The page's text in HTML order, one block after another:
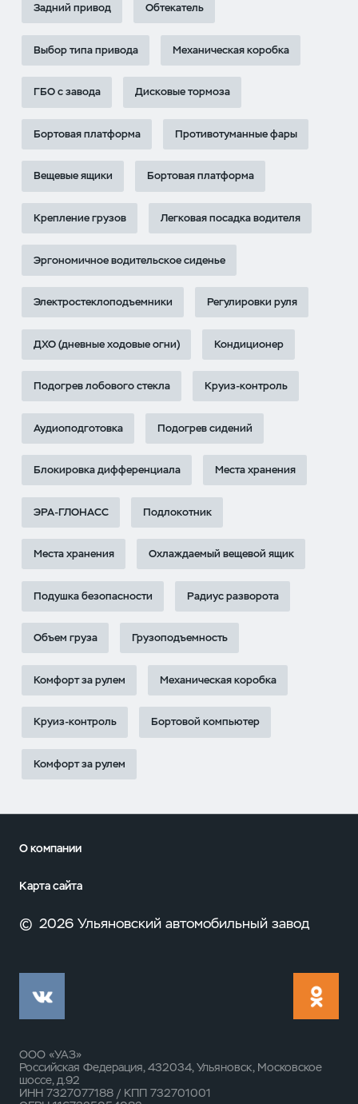
Задний привод Обтекатель
Выбор типа привода Механическая коробка
ГБО с завода Дисковые тормоза
Бортовая платформа Противотуманные фары
Вещевые ящики Бортовая платформа
Крепление грузов Легковая посадка водителя
Эргономичное водительское сиденье
Электростеклоподъемники Регулировки руля
ДХО (дневные ходовые огни) Кондиционер
Подогрев лобового стекла Круиз-контроль
Аудиоподготовка Подогрев сидений
Блокировка дифференциала Места хранения
ЭРА-ГЛОНАСС Подлокотник
Места хранения Охлаждаемый вещевой ящик
Подушка безопасности Радиус разворота
Объем груза Грузоподъемность
Комфорт за рулем Механическая коробка
Круиз-контроль Бортовой компьютер
Комфорт за рулем
О компании
Карта сайта
© 2026 Ульяновский автомобильный завод
ООО «УАЗ»
Российская Федерация, 432034, Ульяновск, Московское
шоссе, д.92
ИНН 7327077188 / КПП 732701001